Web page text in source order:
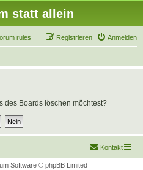
statt allein
rules Anmelden
Registrieren
des Boards löschen möchtest?
Kontakt
Software © phpBB Limited